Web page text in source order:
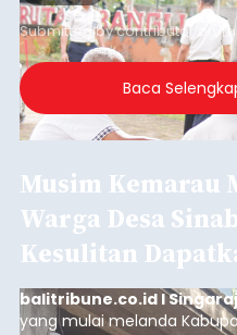
Submitted bycontributor
Baca
Musim Kemarau
Warga Desa
Kesulitan
balitribune.co.id I
yang mulai melanda